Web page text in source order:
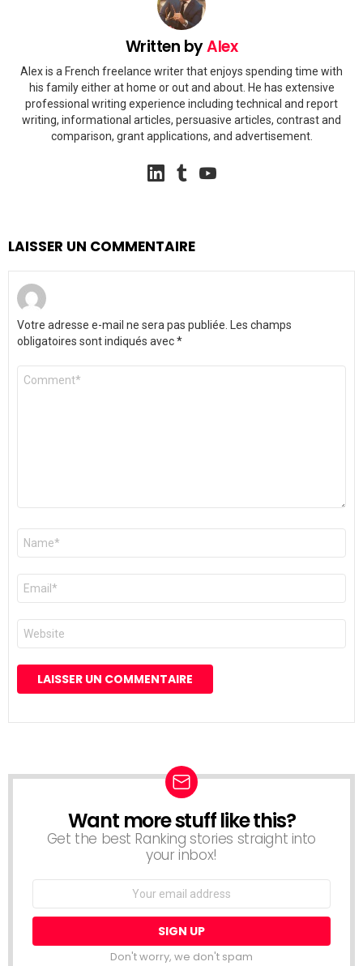
Written byAlex
Alex is a French freelance writer that enjoys spending time with
his family either at home or out and about. He has extensive
professional writing experience including technical and report
writing, informational articles, persuasive articles, contrast and
comparison, grant applications, and advertisement.
linkedin
LAISSER UN COMMENTAIRE
Votre adresse e-mail ne sera pas publiée. Les champs
obligatoires sont indiqués avec*
Commentaire
Nom
E-
mail
*
Site
web
NEWSLETTER
Want more stuff like this?
Get the best Ranking stories straight into
your inbox!
Don't worry, we don't spam